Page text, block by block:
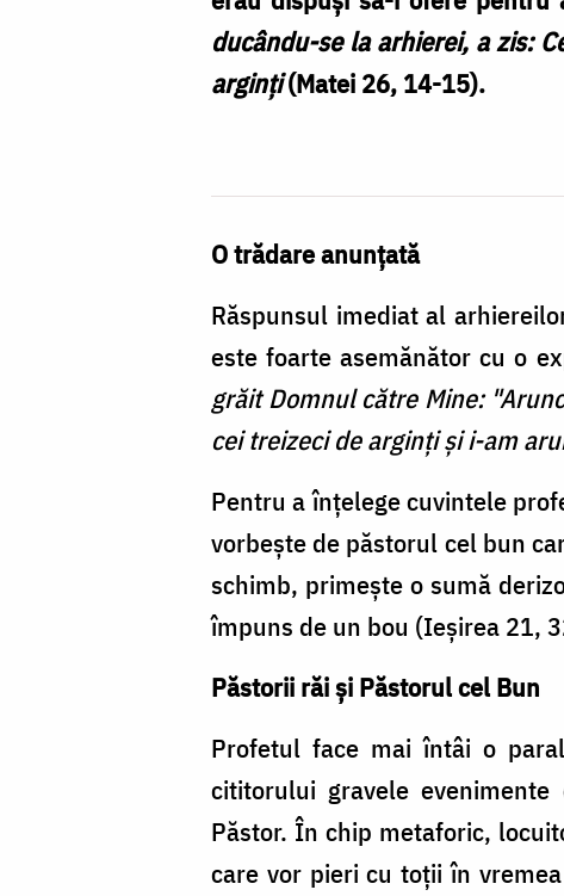
ducându-se la arhierei, a zis:
arginţi(Matei 26, 14-15).
O trădare anunțată
Răspunsul imediat al
este foarte asemănător cu o
grăit Domnul către Mine:
cei treizeci de arginţi şi i-am
Pentru a înţelege cuvintele
vorbeşte de păstorul cel bun
schimb, primește o sumă
împuns de un bou (Ieșirea 21,
Păstorii răi și Păstorul cel Bun
Profetul face mai întâi o
cititorului gravele
Păstor. În chip metaforic,
care vor pieri cu toţii în